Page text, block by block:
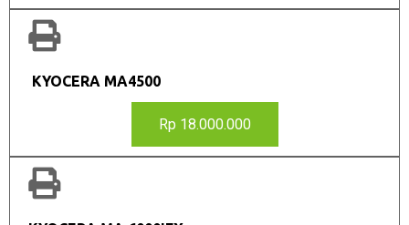
KYOCERA MA4500
Rp 18.000.000